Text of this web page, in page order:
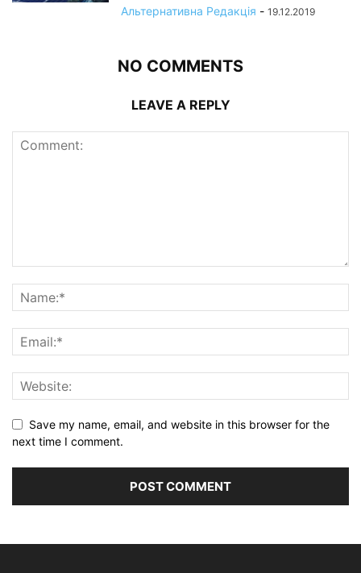
Альтернативна Редакція - 19.12.2019
NO COMMENTS
LEAVE A REPLY
Save my name, email, and website in this browser for the
next time I comment.